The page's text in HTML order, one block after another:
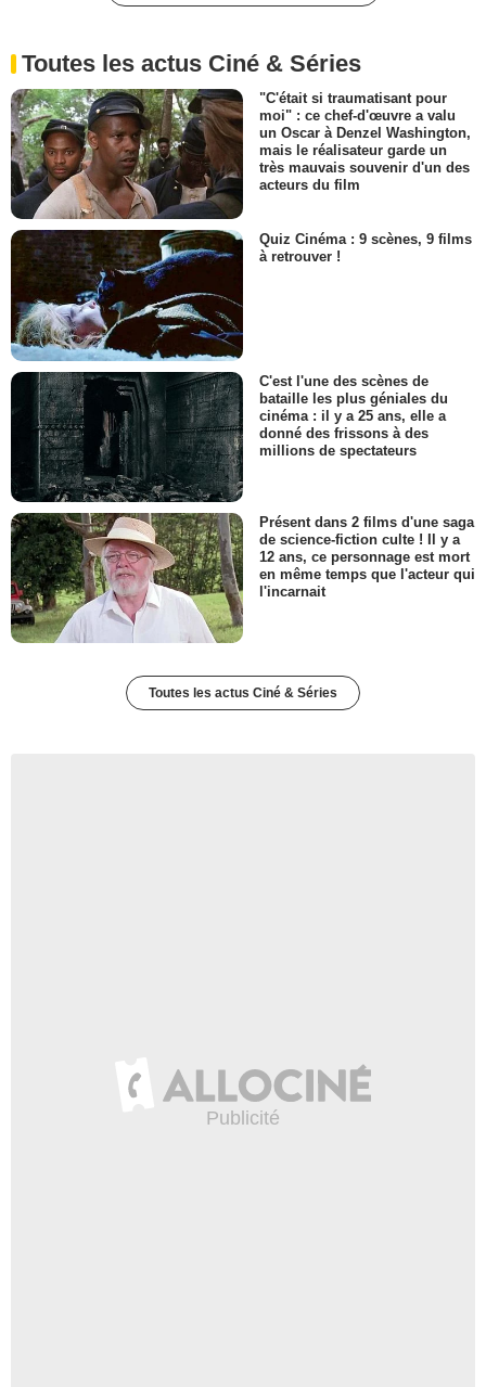
Toutes les actus Ciné & Séries
"C'était si traumatisant pour
moi" : ce chef-d'œuvre a valu
un Oscar à Denzel Washington,
mais le réalisateur garde un
très mauvais souvenir d'un des
acteurs du film
Quiz Cinéma : 9 scènes, 9 films
à retrouver !
C'est l'une des scènes de
bataille les plus géniales du
cinéma : il y a 25 ans, elle a
donné des frissons à des
millions de spectateurs
Présent dans 2 films d'une saga
de science-fiction culte ! Il y a
12 ans, ce personnage est mort
en même temps que l'acteur qui
l'incarnait
Toutes les actus Ciné & Séries